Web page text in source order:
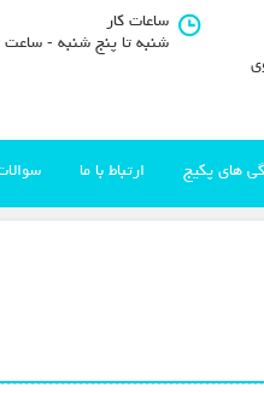
ساعات کار
شنبه تا پنج شنبه - ساعت 9 الی 21
های پکیج ارتباط با ما